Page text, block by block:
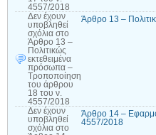
4557/2018
Δεν έχουν
υποβληθεί
σχόλια στο
Άρθρο 13 –
Πολιτικώς
εκτεθειμένα
πρόσωπα –
Τροποποίηση
του άρθρου
18 του ν.
4557/2018
Άρθρο 13 –
Δεν έχουν
υποβληθεί
σχόλια στο
Άρθρο 14 –
4557/2018